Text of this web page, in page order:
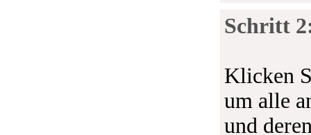
Schritt
Klicken
um alle
und